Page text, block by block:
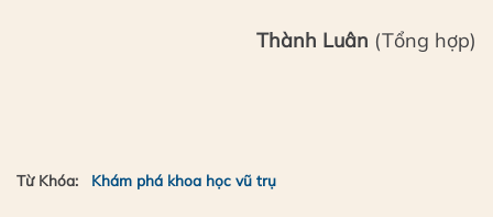
Thành Luân (Tổng hợp)
Từ Khóa: Khám phá khoa học vũ trụ